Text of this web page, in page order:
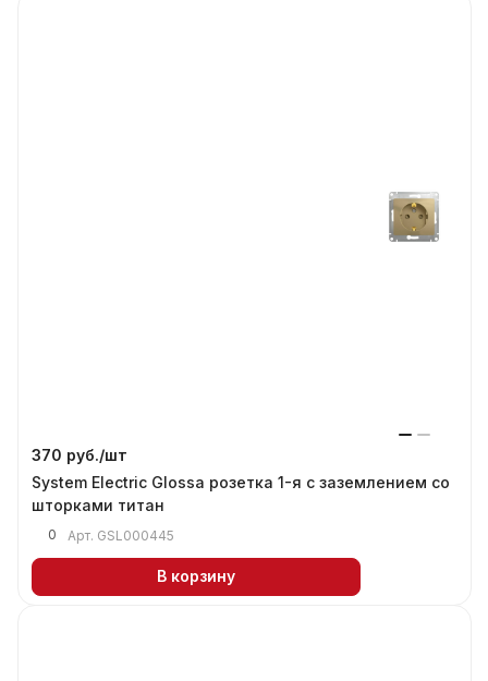
370 руб./шт
System Electric Glossa розетка 1-я с заземлением со
шторками титан
0 Арт. GSL000445
В корзину